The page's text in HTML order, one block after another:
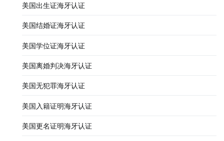
美国出生证海牙认证
美国结婚证海牙认证
美国学位证海牙认证
美国离婚判决海牙认证
美国无犯罪海牙认证
美国入籍证明海牙认证
美国更名证明海牙认证